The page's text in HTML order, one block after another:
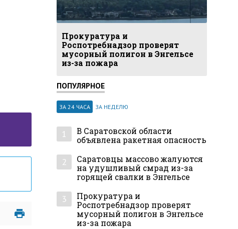
Прокуратура и
Роспотребнадзор проверят
мусорный полигон в Энгельсе
из-за пожара
ПОПУЛЯРНОЕ
ЗА 24 ЧАСА ЗА НЕДЕЛЮ
1
В Саратовской области
объявлена ракетная опасность
2
Саратовцы массово жалуются
на удушливый смрад из-за
горящей свалки в Энгельсе
3
Прокуратура и
Роспотребнадзор проверят
мусорный полигон в Энгельсе
из-за пожара